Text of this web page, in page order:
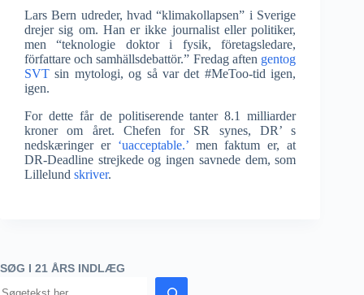
Lars Bern udreder, hvad “klimakollapsen” i Sverige
drejer sig om. Han er ikke journalist eller politiker,
men “teknologie doktor i fysik, företagsledare,
författare och samhällsdebattör.” Fredag aften gentog
SVT sin mytologi, og så var det #MeToo-tid igen,
igen.
For dette får de politiserende tanter 8.1 milliarder
kroner om året. Chefen for SR synes, DR’ s
nedskæringer er‘uacceptable.’men faktum er, at
DR-Deadline strejkede og ingen savnede dem, som
Lillelund skriver.
SØG I 21 ÅRS INDLÆG